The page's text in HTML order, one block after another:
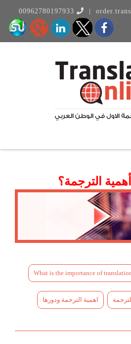
00962780197933
الترجمة؟
What is the importance of
اهمية الترجمة ودورها